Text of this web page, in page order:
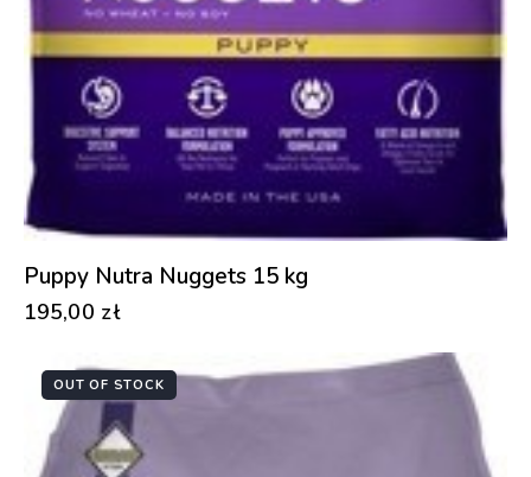
Puppy Nutra Nuggets 15 kg
195,00 zł
OUT OF STOCK